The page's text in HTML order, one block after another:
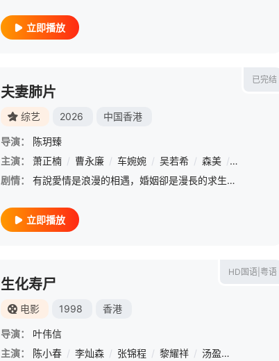
立即播放
已完结
夫妻肺片
综艺 2026 中国香港
导演：
陈玥臻
主演：
萧正楠 / 曹永廉 / 车婉婉 / 吴若希 / 森美 / 郭伟亮
剧情：
有說愛情是浪漫的相遇，婚姻卻是漫長的求生。每對夫妻或都經歷過，明明很愛對方，卻會為了生活瑣碎事而生氣；男人覺得女人無理取鬧，女人又感到男人無動於衷。其實雙方也沒有錯……蕭正楠、曹永廉、車婉婉、吳若希化
立即播放
HD国语|粤语
生化寿尸
电影 1998 香港
导演：
叶伟信
主演：
陈小春 / 李灿森 / 张锦程 / 黎耀祥 / 汤盈盈